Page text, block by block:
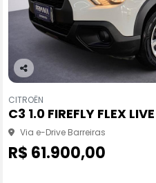
Co
pa
rtil
he
CITROËN
C3 1.0 FIREFLY FLEX
Via e-Drive Barreiras
R$ 61.900,00